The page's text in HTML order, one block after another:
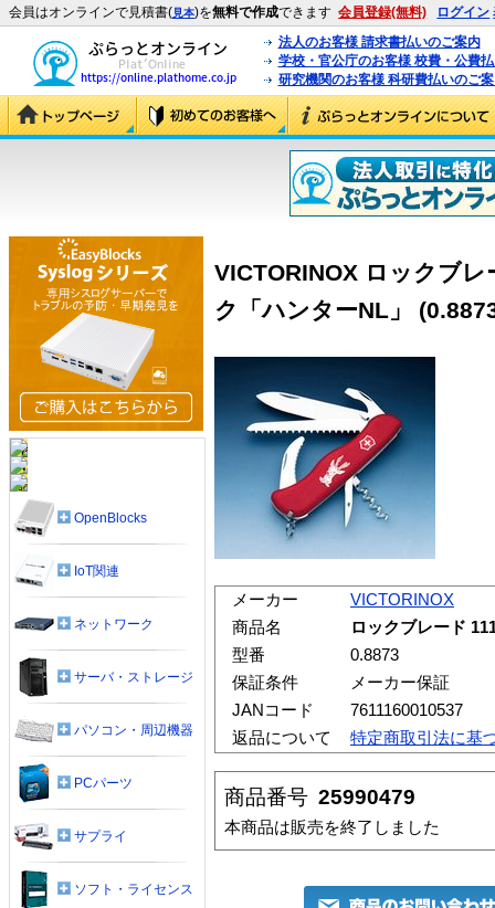
会員はオンラインで見積書(見本)を無料で作成できます 会員登録(無料) ログイン
法人のお客様 請求書払いのご案内
学校・官公庁のお客様 校費・公費
研究機関のお客様 科研費払いのご
VICTORINOX ロックブ
ク「ハンターNL」
メーカー
VICTORINOX
商品名
ロックブレード
型番
0.8873
保証条件
メーカー保証
JANコード
7611160010537
返品について
特定商取引法に基
商品番号 25990479
本商品は販売を終了しました
OpenBlocks
IoT関連
ネットワーク
サーバ・ストレージ
パソコン・周辺機器
PCパーツ
サプライ
ソフト・ライセンス